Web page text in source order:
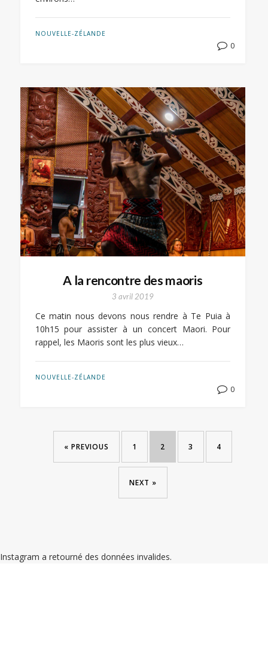
NOUVELLE-ZÉLANDE
0
A la rencontre des maoris
3 avril 2019
Ce matin nous devons nous rendre à Te Puia à
10h15 pour assister à un concert Maori. Pour
rappel, les Maoris sont les plus vieux…
NOUVELLE-ZÉLANDE
0
« PREVIOUS 1 2 3 4
NEXT »
Instagram a retourné des données invalides.